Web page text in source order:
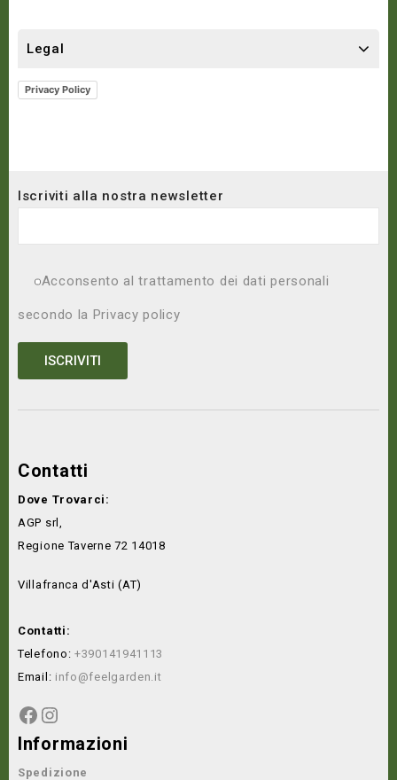
Legal
Privacy Policy
Iscriviti alla nostra newsletter
Acconsento al trattamento dei dati personali
secondo la Privacy policy
Contatti
Dove Trovarci:
AGP srl,
Regione Taverne 72 14018
Villafranca d'Asti (AT)
Contatti:
Telefono: +390141941113
Email: info@feelgarden.it
Informazioni
Spedizione